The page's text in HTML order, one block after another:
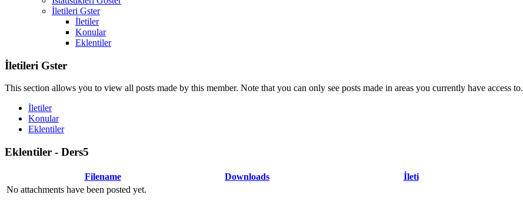
İletileri Gster
İletiler
Konular
Eklentiler
İletileri Gster
This section allows you to view all posts made by this member. Note that you can only see posts made in areas you currently have access to.
İletiler
Konular
Eklentiler
Eklentiler - Ders5
Filename Downloads İleti
No attachments have been posted yet.